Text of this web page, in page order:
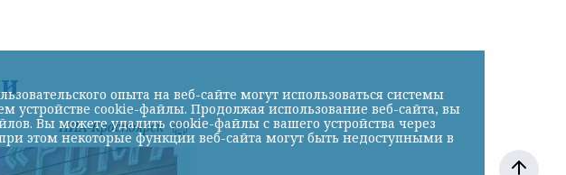
НИА-Красноярск
опыта на веб-сайте могут использоваться системы
устройстве cookie-файлы. Продолжая использование веб-сайта, вы
Вы можете удалить cookie-файлы с вашего устройства через
этом некоторые функции веб-сайта могут быть недоступными в